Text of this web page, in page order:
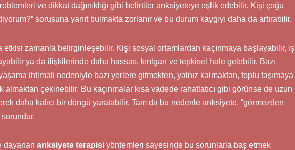
ve dikkat dağınıklığı gibi belirtiler anksiyeteye eşlik edebilir. Kişi çoğu
sorusuna yanıt bulmakta zorlanır ve bu durum kaygıyı daha da artırabilir.
zamanla belirginleşebilir. Kişi sosyal ortamlardan kaçınmaya başlayabilir, iş
ya da ilişkilerinde daha hassas, kırılgan ve tepkisel hale gelebilir. Bazı
ihtimali nedeniyle bazı yerlere gitmekten, yalnız kalmaktan, toplu taşımaya
almaktan çekinebilir. Bu kaçınmalar kısa vadede rahatlatıcı gibi görünse de uzun
daha kalıcı bir döngü yaratabilir. Tam da bu nedenle anksiyete, “görmezden
dayanan anksiyete terapisiyöntemleri sayesinde bu sorunlarla baş etmek